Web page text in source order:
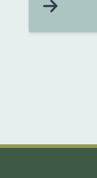
som